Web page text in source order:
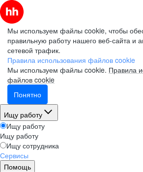
Мы используем файлы cookie, чтобы
правильную работу нашего веб-сайта и
сетевой трафик.
Правила использования файлов cookie
Мы используем файлы cookie. Правила
файлов cookie
Понятно
Ищу работу
Ищу работу
Ищу работу
Ищу сотрудника
Сервисы
Помощь